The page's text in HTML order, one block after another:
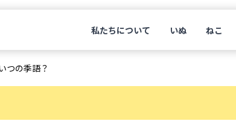
私たちについて いぬ ねこ
つの季語？